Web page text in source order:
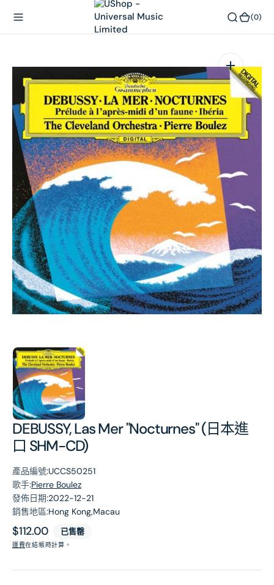
(0)
DEBUSSY, Las Mer "Nocturnes" (日本進
口 SHM-CD)
產品編號:UCCS50251
歌手:Pierre Boulez
發佈日期:2022-12-21
銷售地區:Hong Kong,Macau
原
價
$112.00 已售罄
運費在結帳時計算。
在
中
開
啟
第
1
張